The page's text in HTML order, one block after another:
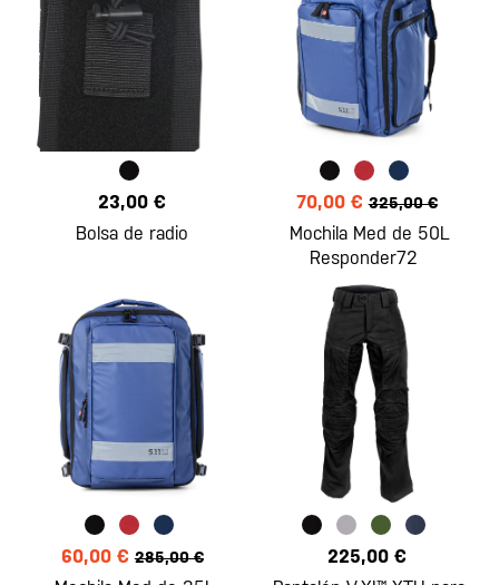
23,00 €
Bolsa de radio
70,00 € 325,00 €
Mochila Med de 50L
Responder72
60,00 € 285,00 €
225,00 €